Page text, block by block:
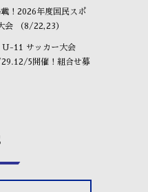
もう一つの選手権⚽
！2026年度国民スポ
会 （8/22,23）
U-11 サッカー大会
29.12/5開催！組合せ募